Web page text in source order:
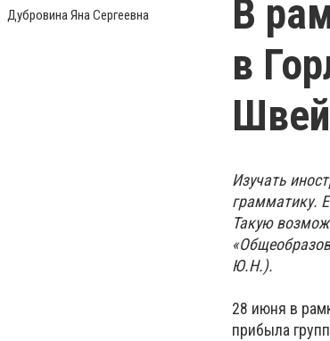
Дубровина Яна Сергеевна
В
в
Изучать
грамматику.
Такую
Ю.Н.).
28 июня в
прибыла